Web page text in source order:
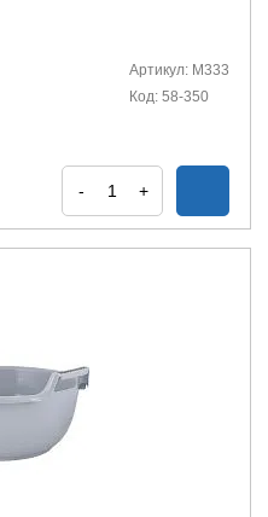
Артикул: М333
Код: 58-350
- +